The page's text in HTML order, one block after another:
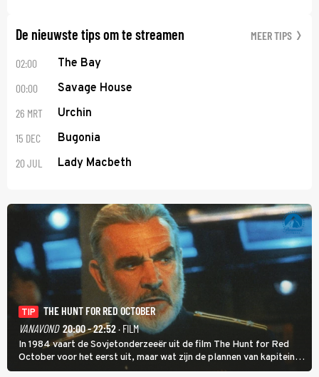
De nieuwste tips om te streamen MEER TIPS
02:00 The Bay
00:00 Savage House
26 MRT Urchin
15 DEC Bugonia
20 JUL Lady Macbeth
TIP
THE HUNT FOR RED OCTOBER
VANAVOND 20:00 - 22:52· FILM
In 1984 vaart de Sovjetonderzeeër uit de film The Hunt for Red
October voor het eerst uit, maar wat zijn de plannen van kapitein
Marko Ramius?